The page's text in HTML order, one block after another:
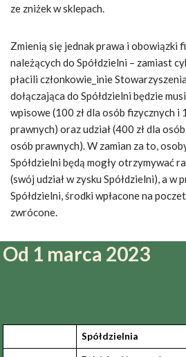
ze zniżek w sklepach.
Zmienią się jednak prawa i obowiązki
należących do Spółdzielni – zamiast
płacili członkowie_inie
dołączająca do Spółdzielni będzie
wpisowe (100 zł dla osób fizycznych i
prawnych) oraz udział (400 zł dla
osób prawnych). W zamian za to,
Spółdzielni będą mogły otrzymywać
(swój udział w zysku Spółdzielni), a w
Spółdzielni, środki wpłacone na
zwrócone.
Od 1 marca 2023
Spółdzielnia